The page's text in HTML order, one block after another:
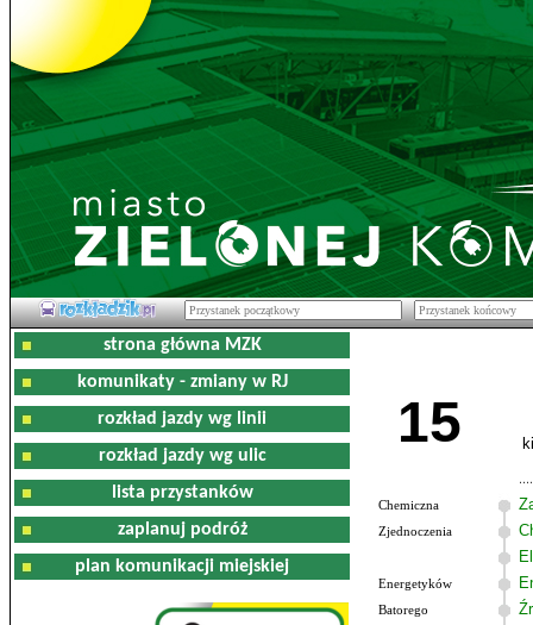
strona główna MZK
komunikaty - zmiany w RJ
rozkład jazdy wg linii
rozkład jazdy wg ulic
lista przystanków
zaplanuj podróż
plan komunikacji miejskiej
15
Chemiczna
Zjednoczenia
Energetyków
Batorego